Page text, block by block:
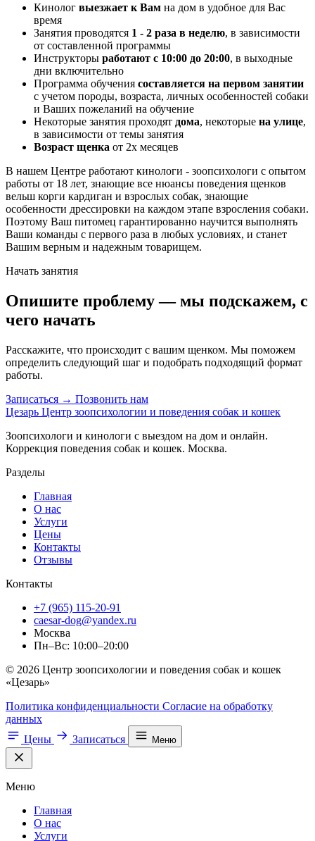
Кинолог выезжает к Вам на дом в удобное для Вас
время
Занятия проводятся 1 - 2 раза в неделю, в зависимости
от составленной программы
Инструкторы работают с 10:00 до 20:00, в выходные
дни включительно
Программа обучения составляется на первом занятии
с учетом породы, возраста, личных особенностей собаки
и Ваших пожеланий на обучение
Некоторые занятия проходят дома, некоторые на улице,
в зависимости от темы занятия
Возраст щенка от 2х месяцев
В нашем Центре работают кинологи - зоопсихологи с опытом
работы от 18 лет, знающие все нюансы поведения щенков
вельш корги кардиган и взрослых собак, знающие
особенности дрессировки на каждом этапе взросления собаки.
Поэтому Ваш питомец гарантированно научится выполнять
Ваши команды с первого раза в любых условиях, и станет
Вашим верным и надежным товарищем.
Начать занятия
Опишите проблему — мы подскажем, с
чего начать
Расскажите, что происходит с вашим щенком. Мы поможем
определить следующий шаг и подобрать подходящий формат
работы.
Записаться → Позвонить нам
Цезарь Центр зоопсихологии и поведения собак и кошек
Зоопсихологи и кинологи с выездом на дом и онлайн.
Коррекция поведения собак и кошек. Москва.
Разделы
Главная
О нас
Услуги
Цены
Контакты
Отзывы
Контакты
+7 (965) 115-20-91
caesar-dog@yandex.ru
Москва
Пн–Вс: 10:00–20:00
© 2026 Центр зоопсихологии и поведения собак и кошек
«Цезарь»
Политика конфиденциальности Согласие на обработку
данных
Цены
Записаться Меню
Меню
Главная
О нас
Услуги